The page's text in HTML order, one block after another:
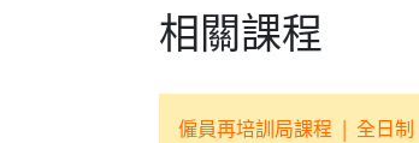
相關課程
僱員再培訓局課程 | 全日制